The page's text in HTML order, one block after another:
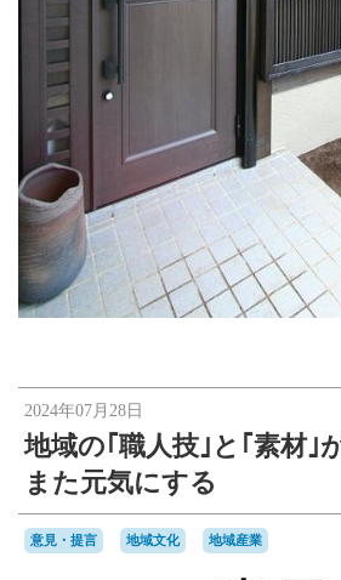
2024年07月28日
地域の｢職人技｣と｢素材｣
また元気にする
意見・提言 地域文化 地域産業